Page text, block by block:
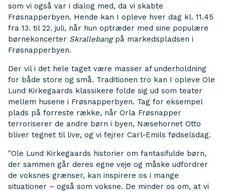
som vi også var i dialog med, da vi skabte
Frøsnapperbyen. Hende kan I opleve hver dag kl. 11.45
fra 13. til 22. juli, når hun optræder med sine populære
børnekoncerter Skrallebangpå markedspladsen i
Frøsnapperbyen.
Der vil i det hele taget være masser af underholdning
for både store og små. Traditionen tro kan I opleve Ole
Lund Kirkegaards klassikere folde sig ud som teater
mellem husene i Frøsnapperbyen. Tag for eksempel
plads på forreste række, når Orla Frøsnapper
terroriserer de andre børn i byen, Næsehornet Otto
bliver tegnet til live, og vi fejrer Carl-Emils fødselsdag.
"Ole Lund Kirkegaards historier om fantasifulde børn,
der sammen går deres egne veje og måske udfordrer
de voksnes grænser, kan inspirere os i mange
situationer – også som voksne. De minder os om, at vi